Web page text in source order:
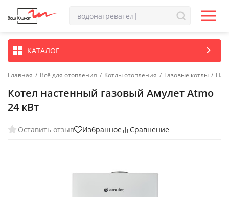
КАТАЛОГ
Главная / Всё для отопления / Котлы отопления / Газовые котлы /
Котел настенный газовый Амулет Atmo
24 кВт
Оставить отзыв Избранное Сравнение